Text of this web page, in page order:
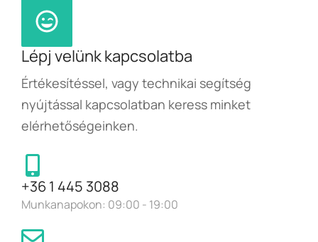
Lépj velünk kapcsolatba
Értékesítéssel, vagy technikai segítség
nyújtással kapcsolatban keress minket
elérhetőségeinken.
+36 1 445 3088
Munkanapokon: 09:00 - 19:00